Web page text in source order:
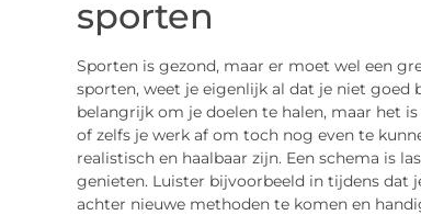
sporten
Sporten is gezond, maar er moet wel een
sporten, weet je eigenlijk al dat je niet
belangrijk om je doelen te halen, maar het
of zelfs je werk af om toch nog even te
realistisch en haalbaar zijn. Een schema is
genieten. Luister bijvoorbeeld in tijdens dat
achter nieuwe methoden te komen en